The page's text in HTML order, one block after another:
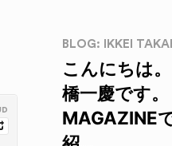
BLOG: IKKEI
こんにちは
橋一慶です
MAGAZINE